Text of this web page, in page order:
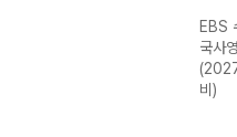
EBS
국사
비)